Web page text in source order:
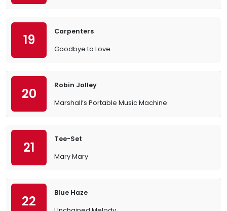
19
Carpenters
Goodbye to Love
20
Robin Jolley
Marshall’s Portable Music Machine
21
Tee-Set
Mary Mary
22
Blue Haze